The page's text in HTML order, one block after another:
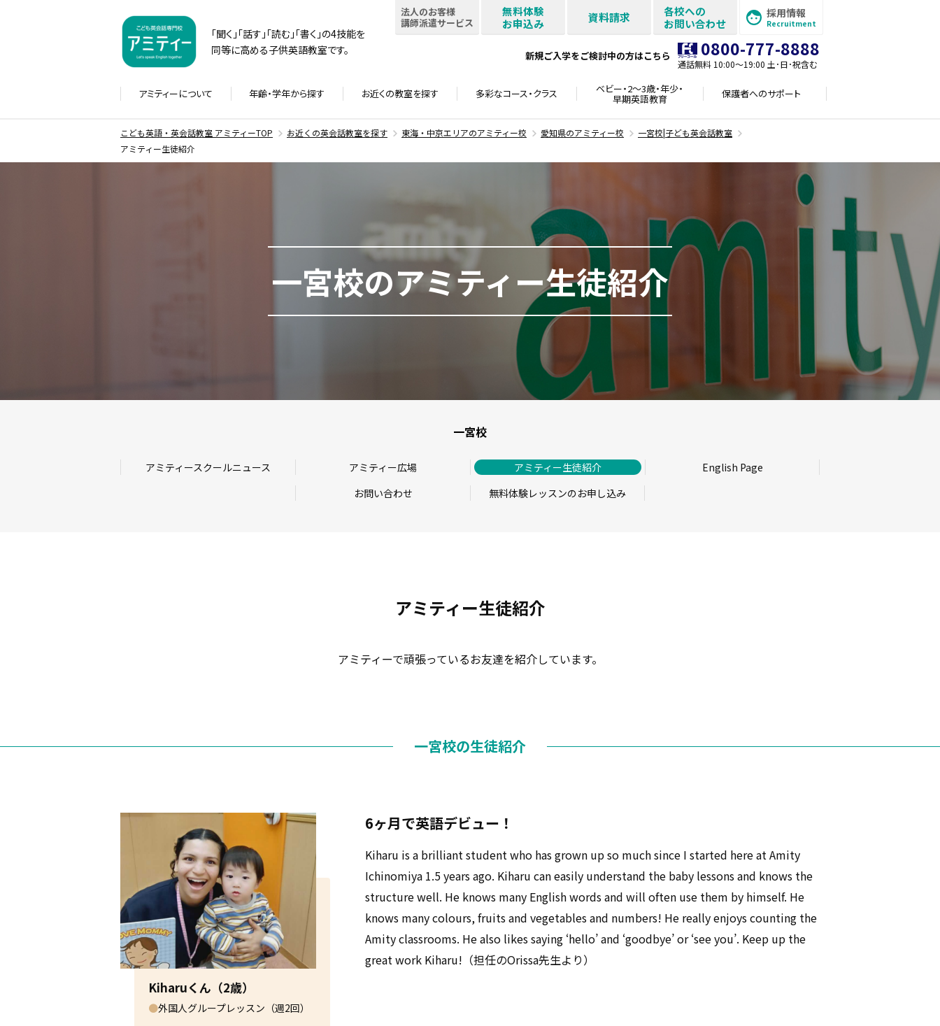
「聞く」「話す」「読む」「書く」の4技能を
同等に高める子供英語教室です。
法人のお客様
講師派遣サービス
無料体験
お申込み
資料請求
各校への
お問い合わせ
採用情報
Recruitment
新規ご入学をご検討中の方はこちら 0800-777-8888
通話無料 10:00〜19:00 土･日･祝含む
アミティーについて 年齢・学年から探す お近くの教室を探す 多彩なコース・クラス ベビー・2～3歳・年少・
早期英語教育 保護者へのサポート
こども英語・英会話教室 アミティーTOP お近くの英会話教室を探す 東海・中京エリアのアミティー校 愛知県のアミティー校
一宮校|子ども英会話教室
アミティー生徒紹介
一宮校のアミティー生徒紹介
一宮校
アミティースクールニュース アミティー広場 アミティー生徒紹介
English Page
お問い合わせ
無料体験レッスンのお申し込み
アミティー生徒紹介
アミティーで頑張っているお友達を紹介しています。
一宮校の生徒紹介
Kiharuくん（2歳）
●外国人グループレッスン（週2回）
6ヶ月で英語デビュー！
Kiharu is a brilliant student who has grown up so much since I started here at Amity
Ichinomiya 1.5 years ago. Kiharu can easily understand the baby lessons and knows the
structure well. He knows many English words and will often use them by himself. He
knows many colours, fruits and vegetables and numbers! He really enjoys counting the
Amity classrooms. He also likes saying ‘hello’ and ‘goodbye’ or ‘see you’. Keep up the
great work Kiharu!（担任のOrissa先生より）